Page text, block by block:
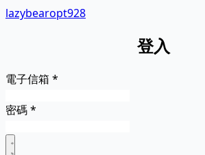
lazybearopt928
登入
電子信箱 *
密碼*